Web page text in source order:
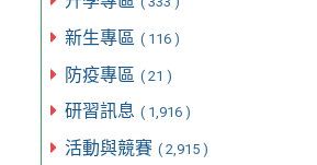
新生專區 ( 116 )
防疫專區 ( 21 )
研習訊息 ( 1,916 )
活動與競賽 ( 2,915 )